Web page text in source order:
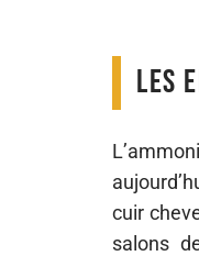
Les
cuir
salons